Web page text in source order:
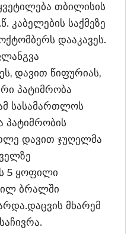
თბილისის
კაბელების საქმეზე
დააკავეს.
დავით წიფურიას,
პატიმრობა
სასამართლოს
პატიმრობის
დავით ჯუღელმა
5 ყოფილი
ბრალში
მხარემ